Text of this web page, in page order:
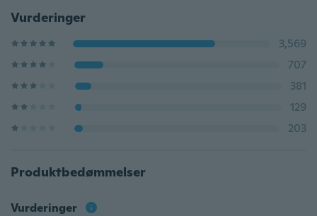
Vurderinger
3,569
707
381
129
203
Produktbedømmelser
Vurderinger